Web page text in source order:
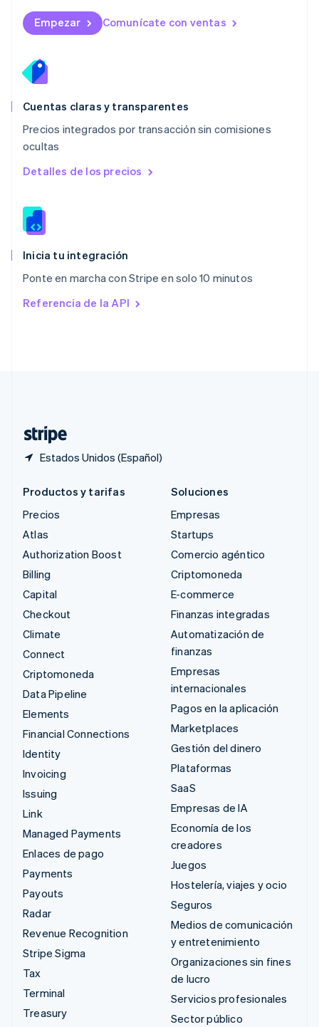
Empezar Comunícate con ventas
Cuentas claras y transparentes
Precios integrados por transacción sin comisiones
ocultas
Detalles de los precios
Inicia tu integración
Ponte en marcha con Stripe en solo 10 minutos
Referencia de la API
Estados Unidos (Español)
English
México
Noruega
English
English
NederlandsEnglish
Polonia
English
RAE de Hong Kong, China
Reino Unido
English
English
English
Productos y tarifas
Precios
Atlas
Authorization Boost
Billing
Capital
Checkout
Climate
Connect
Criptomoneda
Data Pipeline
Elements
Financial Connections
Identity
Invoicing
Issuing
Link
Managed Payments
Enlaces de pago
Payments
Payouts
Radar
Revenue Recognition
Stripe Sigma
Tax
Terminal
Treasury
Soluciones
Empresas
Startups
Comercio agéntico
Criptomoneda
E-commerce
Finanzas integradas
Automatización de
finanzas
Empresas
internacionales
Pagos en la aplicación
Marketplaces
Gestión del dinero
Plataformas
SaaS
Empresas de IA
Economía de los
creadores
Juegos
Hostelería, viajes y ocio
Seguros
Medios de comunicación
y entretenimiento
Organizaciones sin fines
de lucro
Servicios profesionales
Sector público